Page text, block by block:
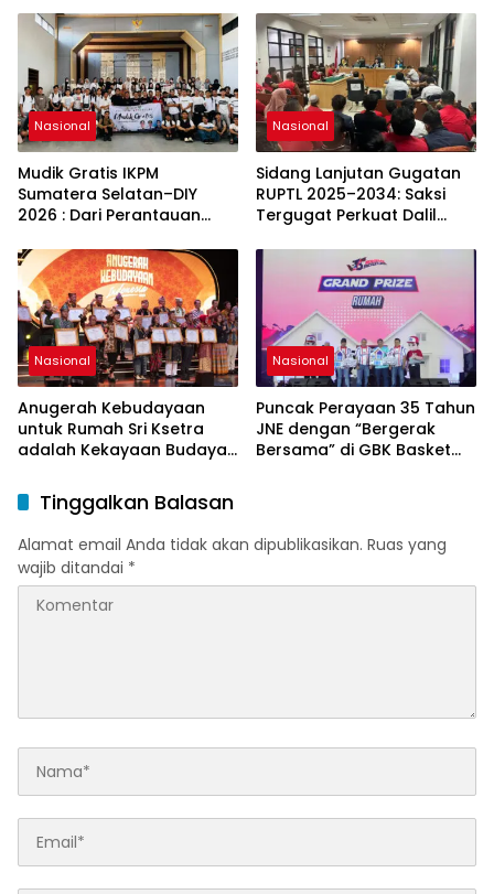
Global 2025
Nasional
Mudik Gratis IKPM
Sumatera Selatan–DIY
2026 : Dari Perantauan
Halaman, Menguatkan
Silaturahmi dan Harapan
Nasional
Sidang Lanjutan Gugatan
RUPTL 2025–2034: Saksi
Tergugat Perkuat Dalil
Nasional
Anugerah Kebudayaan
untuk Rumah Sri Ksetra
adalah Kekayaan Budaya
Nasional
Puncak Perayaan 35 Tahun
JNE dengan “Bergerak
Bersama” di GBK Basket
Tinggalkan Balasan
Alamat email Anda tidak akan dipublikasikan. Ruas yang
wajib ditandai *